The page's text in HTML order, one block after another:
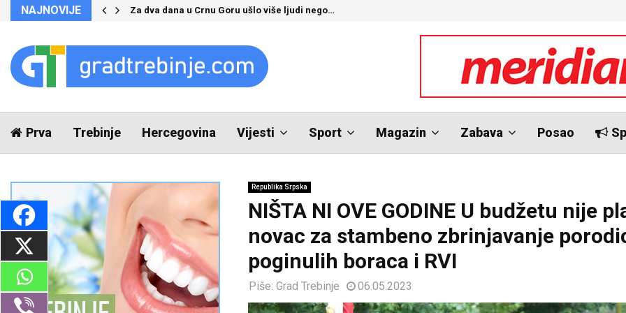
NAJNOVIJE Za dva dana u Crnu Goru ušlo više ljudi nego…
Prva Trebinje Hercegovina Vijesti Sport Magazin Zabava Posao
Republika Srpska
NIŠTA NI OVE GODINE U budžetu nije
novac za stambeno zbrinjavanje
poginulih boraca i RVI
Piše: Grad Trebinje 06.05.2023